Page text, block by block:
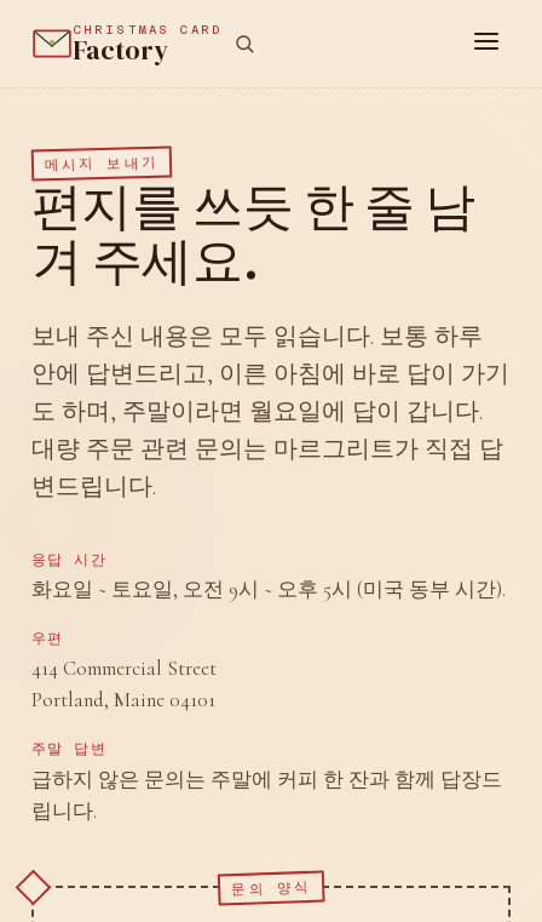
CHRISTMAS CARD
Factory
메시지 보내기
편지를 쓰듯 한 줄 남
겨 주세요.
보내 주신 내용은 모두 읽습니다. 보통 하루
안에 답변드리고, 이른 아침에 바로 답이 가기
도 하며, 주말이라면 월요일에 답이 갑니다.
대량 주문 관련 문의는 마르그리트가 직접 답
변드립니다.
응답 시간
화요일 ~ 토요일, 오전 9시 ~ 오후 5시 (미국 동부 시간).
우편
414 Commercial Street
Portland, Maine 04101
주말 답변
급하지 않은 문의는 주말에 커피 한 잔과 함께 답장드
립니다.
문의 양식